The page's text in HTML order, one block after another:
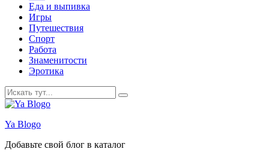
Еда и выпивка
Игры
Путешествия
Спорт
Работа
Знаменитости
Эротика
Искать:
Ya Blogo
Добавьте свой блог в каталог